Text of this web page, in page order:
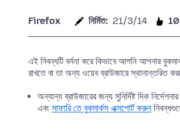
Firefox নির্মিত: 21/3/14
এই নিবন্ধটি বর্ননা করে কিভাবে আপনি আপনার
রাখতে বা তা অন্য ওয়েব ব্রাউজারে স্থানান্তরিত
অন্যান্য ব্রাউজারের জন্য সুনির্দিষ্ট দিক
এবং সাফারি তে বুকমার্কস এক্সপোর্ট করুন